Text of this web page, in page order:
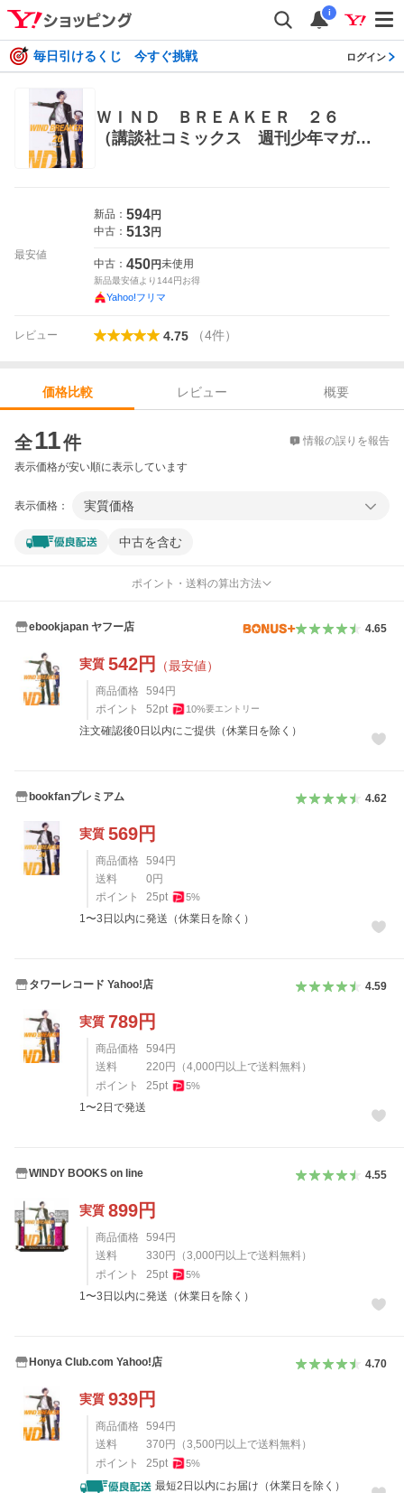
i
毎日引けるくじ 今すぐ挑戦 ログイン
ＷＩＮＤ ＢＲＥＡＫＥＲ ２６
（講談社コミックス 週刊少年マガジ
最安値
新品： 594円
中古： 513円
中古： 450円未使用
新品最安値より 144円お得
Yahoo!フリマ
レビュー 4.75 （4件）
価格比較 レビュー
概要
全11件 情報の誤りを報告
表示価格が安い順に表示しています
表示価格： 実質価格
中古を含む
ポイント・送料の算出方法
ebookjapan ヤフー店 4.65
実質 542円 （最安値）
商品価格 594円
ポイント
52pt 10%要エントリー
注文確認後0日以内にご提供（休業日を除く）
bookfanプレミアム 4.62
実質 569円
商品価格 594円
送料
0 円
ポイント
25pt 5%
1〜3日以内に発送（休業日を除く）
タワーレコード Yahoo!店 4.59
実質 789円
商品価格 594円
送料
220 円 （4,000 円以上で送料無料）
ポイント
25pt 5%
1〜2日で発送
WINDY BOOKS on line 4.55
実質 899円
商品価格 594円
送料
330 円 （3,000 円以上で送料無料）
ポイント
25pt 5%
1〜3日以内に発送（休業日を除く）
Honya Club.com Yahoo!店 4.70
実質 939円
商品価格 594円
送料
370 円 （3,500 円以上で送料無料）
ポイント
25pt 5%
最短2日以内にお届け（休業日を除く）